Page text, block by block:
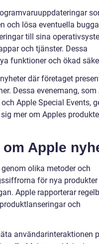
och lösa eventuella
till sina
och tjänster. Dessa
funktioner och ökad
där företaget
Dessa evenemang, som
Apple Special Events,
mer om Apples
Apple
olika metoder och
för nya produkter
Apple rapporterar
och
användarinteraktionen